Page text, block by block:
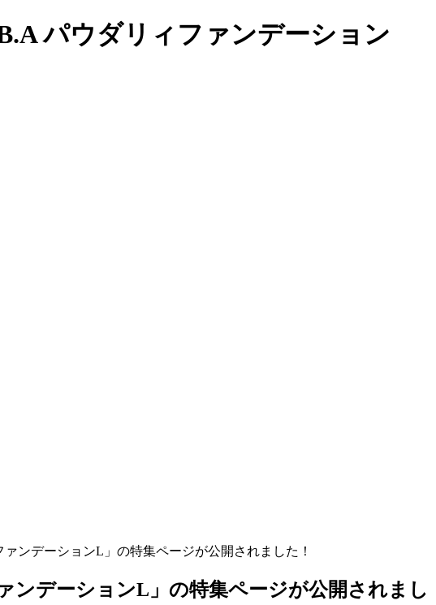
パウダリィファンデーション
ンデーションL」の特集ページが公開されました！
ンデーションL」の特集ページが公開されまし